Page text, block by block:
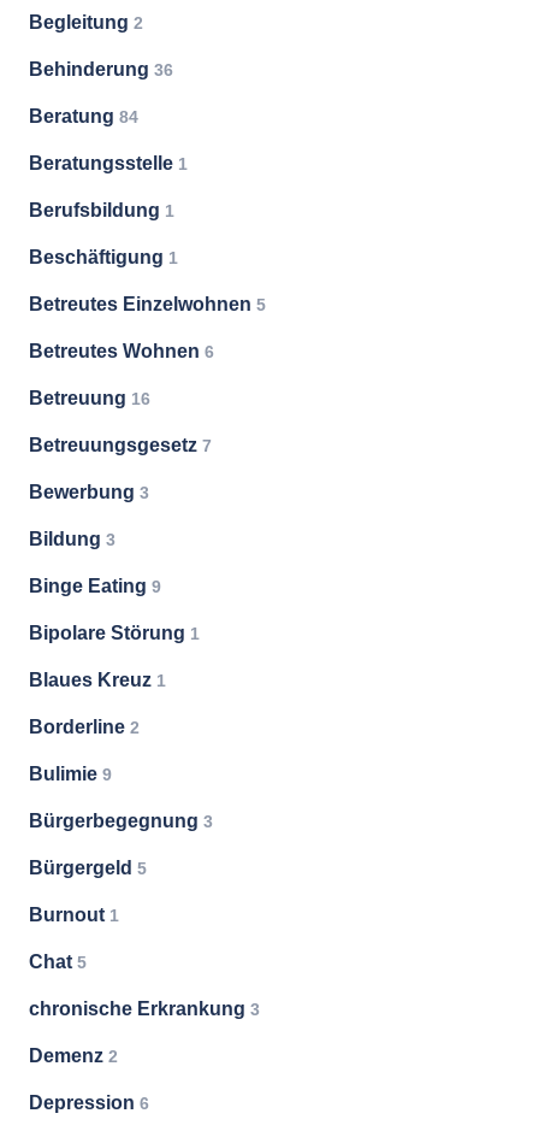
Begleitung 2
Behinderung 36
Beratung 84
Beratungsstelle 1
Berufsbildung 1
Beschäftigung 1
Betreutes Einzelwohnen 5
Betreutes Wohnen 6
Betreuung 16
Betreuungsgesetz 7
Bewerbung 3
Bildung 3
Binge Eating 9
Bipolare Störung 1
Blaues Kreuz 1
Borderline 2
Bulimie 9
Bürgerbegegnung 3
Bürgergeld 5
Burnout 1
Chat 5
chronische Erkrankung 3
Demenz 2
Depression 6